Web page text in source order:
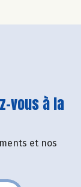
vous à la
et nos